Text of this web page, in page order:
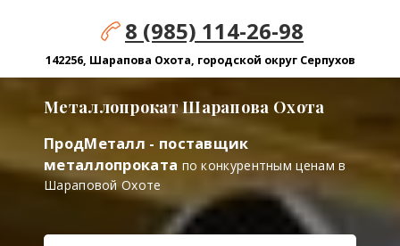
8 (985) 114-26-98
142256, Шарапова Охота, городской округ Серпухов
Металлопрокат Шарапова Охота
ПродМеталл - поставщик
металлопроката по конкурентным ценамв
Шараповой Охоте